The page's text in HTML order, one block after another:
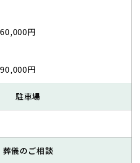
円
円
駐車場
葬儀のご相談